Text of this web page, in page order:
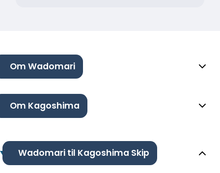
Om Wadomari
Om Kagoshima
Wadomari til Kagoshima Skip